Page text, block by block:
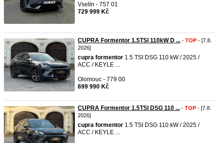
Vsetín - 757 01
729 999 Kč
CUPRA Formentor 1.5TSI 110kW D ... - TOP - [7.8.
2026]
cupra formentor 1.5 TSI DSG 110 kW / 2025 /
ACC / KEYLE ...
Olomouc - 779 00
699 990 Kč
CUPRA Formentor 1.5TSI DSG 110 ... - TOP - [7.8.
2026]
cupra formentor 1.5 TSI DSG 110 kW / 2025 /
ACC / KEYLE ...